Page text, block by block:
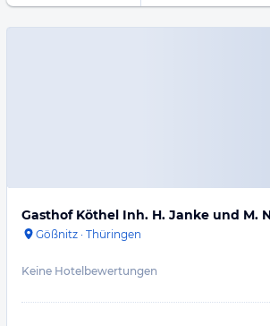
Gasthof Köthel Inh. H. Janke und M.
Gößnitz · Thüringen
Keine Hotelbewertungen